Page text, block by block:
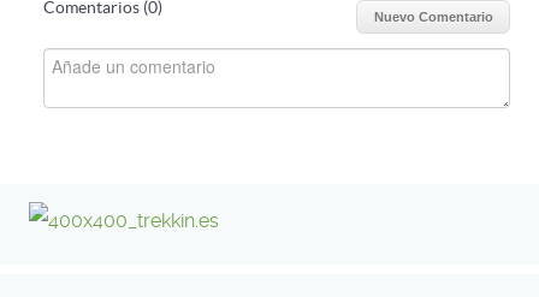
Comentarios (0) Nuevo Comentario